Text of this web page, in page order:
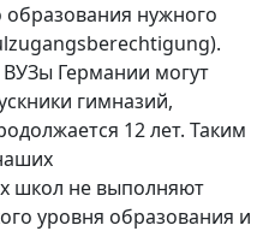
образования нужного
Германии могут
гимназий,
12 лет. Таким
школ не выполняют
уровня образования и